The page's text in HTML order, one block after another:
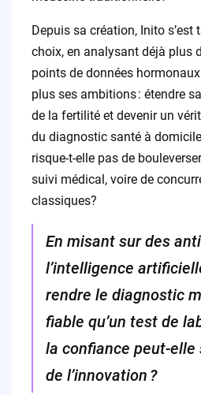
Depuis sa création, Inito s’est
choix, en analysant déjà plus
points de données
plus ses ambitions : étendre
de la fertilité et devenir un
du diagnostic santé à
risque-t-elle pas de
suivi médical, voire de
classiques?
En misant sur des
l’intelligence
rendre le diagnostic
fiable qu’un test de
la confiance peut-
de l’innovation ?